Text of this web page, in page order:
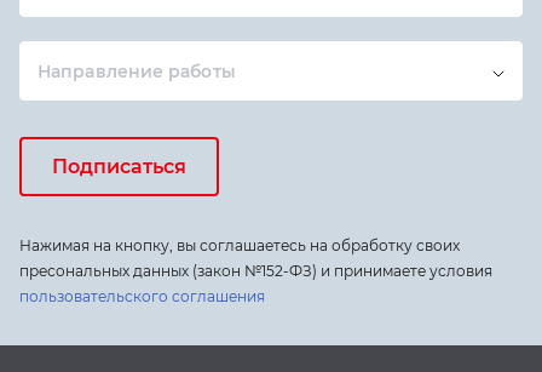
Направление работы
Подписаться
Нажимая на кнопку, вы соглашаетесь на обработку своих
пресональных данных (закон №152-ФЗ) и принимаете условия
пользовательского соглашения